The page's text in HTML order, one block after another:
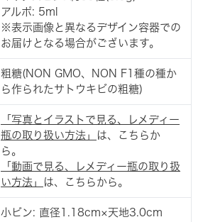
アルポ: 5ml
※表示画像と異なるデザイン容器での
お届けとなる場合がございます。
粗糖(NON GMO、NON F1種の種か
ら作られたサトウキビの粗糖)
「写真とイラストで見る、レメディー
瓶の取り扱い方法」
は、こちらか
ら。
「動画で見る、レメディー瓶の取り扱
い方法」
は、こちらから。
小ビン: 直径1.18cm×天地3.0cm